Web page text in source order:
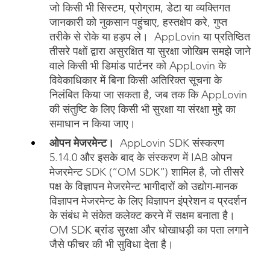
जो किसी भी सिस्टम, प्रोग्राम, डेटा या व्यक्तिगत
जानकारी को नुकसान पहुंचाए, हस्तक्षेप करे, गुप्त
तरीके से रोके या हड़प ले। AppLovin या प्रतिष्ठित
तीसरे पक्षों द्वारा असुरक्षित या सुरक्षा जोखिम समझे जाने
वाले किसी भी डिमांड पार्टनर को AppLovin के
विवेकाधिकार में बिना किसी अतिरिक्त सूचना के
निलंबित किया जा सकता है, जब तक कि AppLovin
की संतुष्टि के लिए किसी भी सुरक्षा या संरक्षा मुद्दे का
समाधान न किया जाए।
ओपन मेजरमेन्ट।
AppLovin SDK संस्करण
5.14.0 और इसके बाद के संस्करण में IAB ओपन
मेजरमेन्ट SDK (“OM SDK”) शामिल है, जो तीसरे
पक्ष के विज्ञापन मेजरमेन्ट भागीदारों को उद्योग-मानक
विज्ञापन मेजरमेन्ट के लिए विज्ञापन इंप्रेशन व प्रदर्शन
के संबंध मे संकेत कलेक्ट करने में सक्षम बनाता है।
OM SDK ब्रांड सुरक्षा और धोखाधड़ी का पता लगाने
जैसे फीचर की भी सुविधा देता है।